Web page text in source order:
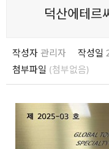
덕산에테르
작성자 관리자 작성일
첨부파일 (첨부없음)